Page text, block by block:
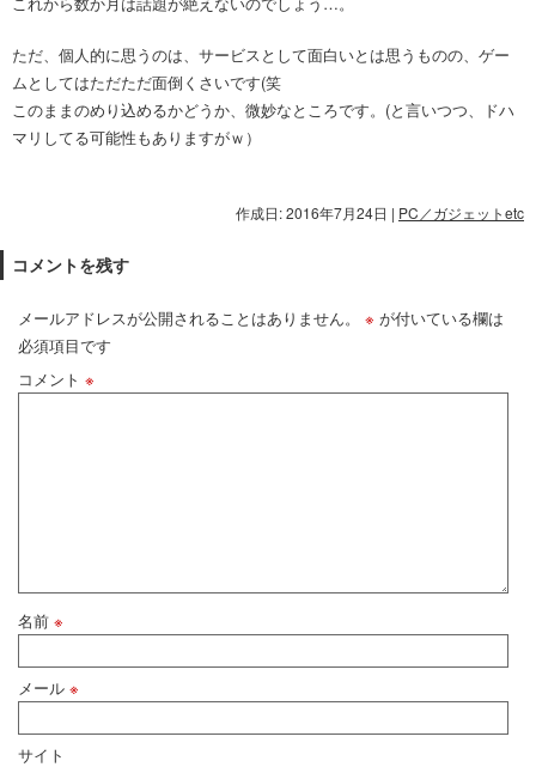
ただ、個人的に思うのは、サービスとして面白いとは思うものの、ゲー
ムとしてはただただ面倒くさいです(笑
このままのめり込めるかどうか、微妙なところです。(と言いつつ、ドハ
マリしてる可能性もありますがｗ）
作成日: 2016年7月24日 | PC／ガジェットetc
コメントを残す
メールアドレスが公開されることはありません。 ※ が付いている欄は
必須項目です
コメント ※
名前 ※
メール ※
サイト